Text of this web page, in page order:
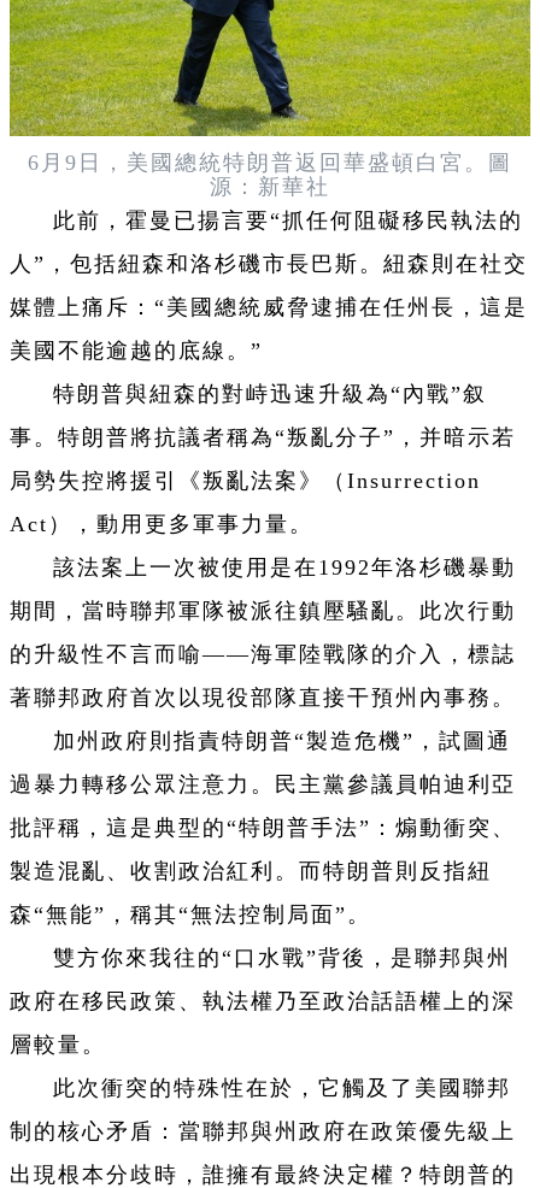
6月9日，美國總統特朗普返回華盛頓白宮。圖
源：新華社
此前，霍曼已揚言要“抓任何阻礙移民執法的
人”，包括紐森和洛杉磯市長巴斯。紐森則在社交
媒體上痛斥：“美國總統威脅逮捕在任州長，這是
美國不能逾越的底線。”
特朗普與紐森的對峙迅速升級為“內戰”叙
事。特朗普將抗議者稱為“叛亂分子”，并暗示若
局勢失控將援引《叛亂法案》（Insurrection
Act），動用更多軍事力量。
該法案上一次被使用是在1992年洛杉磯暴動
期間，當時聯邦軍隊被派往鎮壓騷亂。此次行動
的升級性不言而喻——海軍陸戰隊的介入，標誌
著聯邦政府首次以現役部隊直接干預州內事務。
加州政府則指責特朗普“製造危機”，試圖通
過暴力轉移公眾注意力。民主黨參議員帕迪利亞
批評稱，這是典型的“特朗普手法”：煽動衝突、
製造混亂、收割政治紅利。而特朗普則反指紐
森“無能”，稱其“無法控制局面”。
雙方你來我往的“口水戰”背後，是聯邦與州
政府在移民政策、執法權乃至政治話語權上的深
層較量。
此次衝突的特殊性在於，它觸及了美國聯邦
制的核心矛盾：當聯邦與州政府在政策優先級上
出現根本分歧時，誰擁有最終決定權？特朗普的